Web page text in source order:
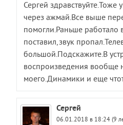
Сергей
через ажмай.Все выше
помогли.Раньше работало
поставил,звук
большой.Подскажите.В
воспроизведения вообще
моего.Динамики и еще
Сергей
06.01.2018 в 18:24 (9